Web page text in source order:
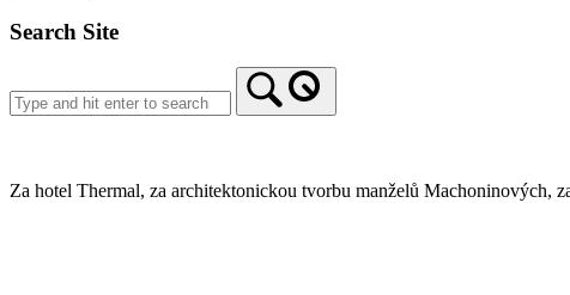
Search Site
Za hotel Thermal, za architektonickou tvorbu manželů Machoninových,